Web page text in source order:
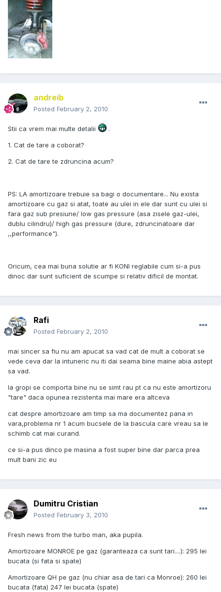
andreib
Posted February 2, 2010
Stii ca vrem mai multe detalii .
1. Cat de tare a coborat?
2. Cat de tare te zdruncina acum?
PS: LA amortizoare trebuie sa bagi o documentare... Nu exista
amortizoare cu gaz si atat, toate au ulei in ele dar sunt cu ulei si
fara gaz sub presiune/ low gas pressure (asa zisele gaz-ulei,
dublu cilindru)/ high gas pressure (dure, zdruncinatoare dar
,,performance").
Oricum, cea mai buna solutie ar fi KONI reglabile cum si-a pus
dinoc dar sunt suficient de scumpe si relativ dificil de montat.
Rafi
Posted February 2, 2010
mai sincer sa fiu nu am apucat sa vad cat de mult a coborat se
vede ceva dar la intuneric nu iti dai seama bine maine abia astept
sa vad.
la gropi se comporta bine nu se simt rau pt ca nu este amortizoru
"tare" daca opunea rezistenta mai mare era altceva
cat despre amortizoare am timp sa ma documentez pana in
vara,problema nr 1 acum bucsele de la bascula care vreau sa le
schimb cat mai curand.
ce si-a pus dinco pe masina a fost super bine dar parca prea
mult bani zic eu
Dumitru Cristian
Posted February 3, 2010
Fresh news from the turbo man, aka pupila.
Amortizoare MONROE pe gaz (garanteaza ca sunt tari....): 295 lei
bucata (si fata si spate)
Amortizoare QH pe gaz (nu chiar asa de tari ca Monroe): 260 lei
bucata (fata) 247 lei bucata (spate)